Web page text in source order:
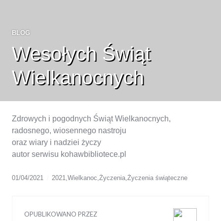
BLOG
Wesołych Świąt
Wielkanocnych
Zdrowych i pogodnych Świąt Wielkanocnych,
radosnego, wiosennego nastroju
oraz wiary i nadziei życzy
autor serwisu kohawbibliotece.pl
01/04/2021 2021 Wielkanoc Życzenia Życzenia świąteczne
OPUBLIKOWANO PRZEZ